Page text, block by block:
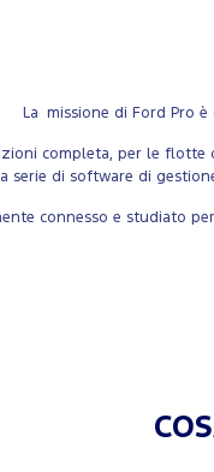
La missione di Ford Pro
completa, per le
serie di software di
connesso e studiato